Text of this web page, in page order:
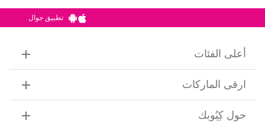
تطبيق جوال
أعلى الفئات
ارقى الماركات
حول كِيُوبك